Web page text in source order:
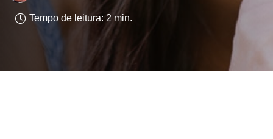
Tempo de leitura: 2 min.